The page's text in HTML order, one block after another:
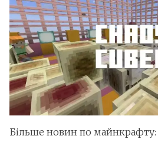
Більше новин по майнкрафту: